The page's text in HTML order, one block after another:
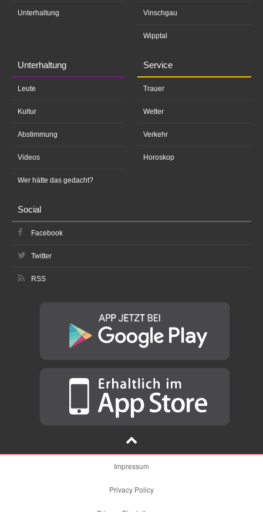
Unterhaltung Vinschgau
Wipptal
Unterhaltung
Leute
Kultur
Abstimmung
Videos
Wer hätte das gedacht?
Service
Trauer
Wetter
Verkehr
Horoskop
Social
Facebook
Twitter
RSS
Impressum
Privacy Policy